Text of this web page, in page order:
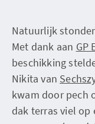
Natuurlijk
Met dank aan GP
beschikking
Nikita van
kwam door pech
dak terras viel op